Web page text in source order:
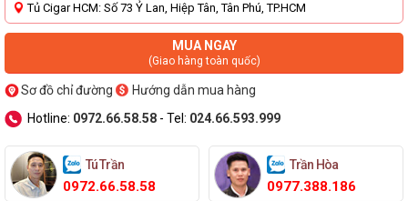
Tủ Cigar HCM: Số 73 Ỷ Lan, Hiệp Tân, Tân Phú, TP.HCM
MUA NGAY
(Giao hàng toàn quốc)
Sơ đồ chỉ đường
Hướng dẫn mua hàng
Hotline: 0972.66.58.58 - Tel: 024.66.593.999
Tú Trần
0972.66.58.58
Trần Hòa
0977.388.186